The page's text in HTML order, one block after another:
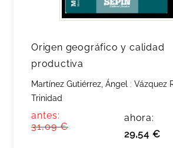
Origen geográfico y calidad
productiva
Martínez Gutiérrez, Ángel ; Vázquez
Trinidad
antes:
31,09 €
ahora:
29,54 €